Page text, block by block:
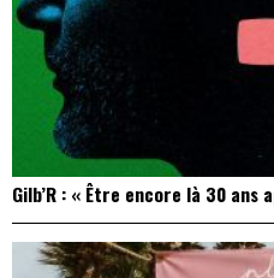
Gilb’R : « Être encore là 30 ans